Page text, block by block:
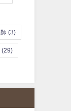
(3)
(29)